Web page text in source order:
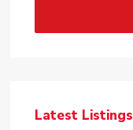
Latest Listings